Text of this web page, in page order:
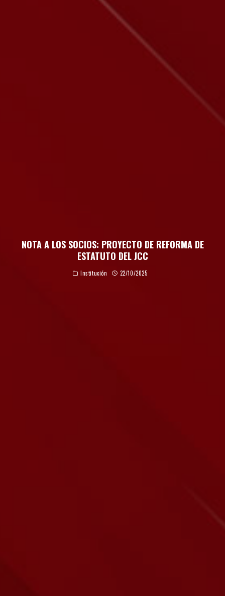
NOTA A LOS SOCIOS: PROYECTO DE REFORMA DE
ESTATUTO DEL JCC
Institución 22/10/2025